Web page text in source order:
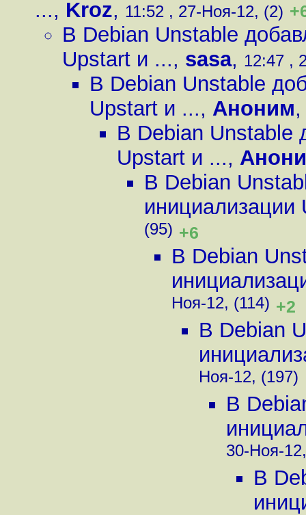
..., Kroz, 11:52 , 27-Ноя-12, (2)
В Debian Unstable
Upstart и ..., sasa, 12:47 ,
В Debian Unstable
Upstart и ..., Аноним
В Debian Unstable
Upstart и ...,
В Debian
инициализации
(95) +6
В Debian
Ноя-12, (114) +2
В Debian
Ноя-12, (197)
В
30-Ноя-
В